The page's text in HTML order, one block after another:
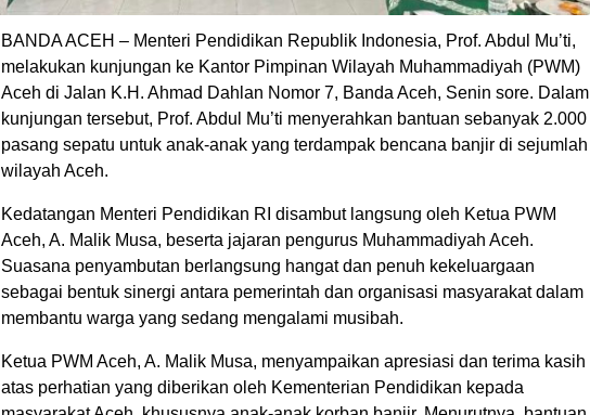
BANDA ACEH – Menteri Pendidikan Republik Indonesia, Prof. Abdul Mu’ti,
melakukan kunjungan ke Kantor Pimpinan Wilayah Muhammadiyah (PWM)
Aceh di Jalan K.H. Ahmad Dahlan Nomor 7, Banda Aceh, Senin sore. Dalam
kunjungan tersebut, Prof. Abdul Mu’ti menyerahkan bantuan sebanyak 2.000
pasang sepatu untuk anak-anak yang terdampak bencana banjir di sejumlah
wilayah Aceh.
Kedatangan Menteri Pendidikan RI disambut langsung oleh Ketua PWM
Aceh, A. Malik Musa, beserta jajaran pengurus Muhammadiyah Aceh.
Suasana penyambutan berlangsung hangat dan penuh kekeluargaan
sebagai bentuk sinergi antara pemerintah dan organisasi masyarakat dalam
membantu warga yang sedang mengalami musibah.
Ketua PWM Aceh, A. Malik Musa, menyampaikan apresiasi dan terima kasih
atas perhatian yang diberikan oleh Kementerian Pendidikan kepada